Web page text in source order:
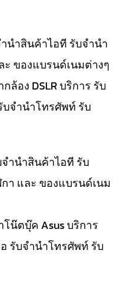
นำสินค้าไอที รับจำนำ
ของแบรนด์เนมต่างๆ
ล้อง DSLR บริการ รับ
จำนำโทรศัพท์ รับ
ำนำสินค้าไอที รับ
า และ ของแบรนด์เนม
น๊ตบุ๊ค Asus บริการ
รับจำนำโทรศัพท์ รับ